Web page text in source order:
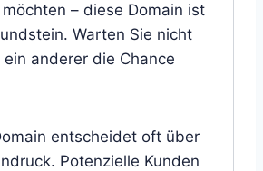
– diese Domain ist
Warten Sie nicht
anderer die Chance
entscheidet oft über
Potenzielle Kunden